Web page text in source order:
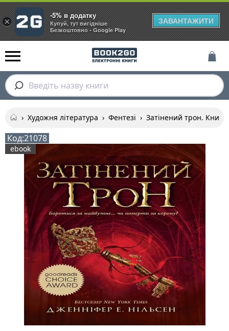
Введіть назву книги
› Художня література › Фентезі › Затінений трон.
Код:21078
ebook
×
-5% в додатку
Купуй, тут вигідніше
Безкоштовно - Google Play
ЗАВАНТАЖИТИ